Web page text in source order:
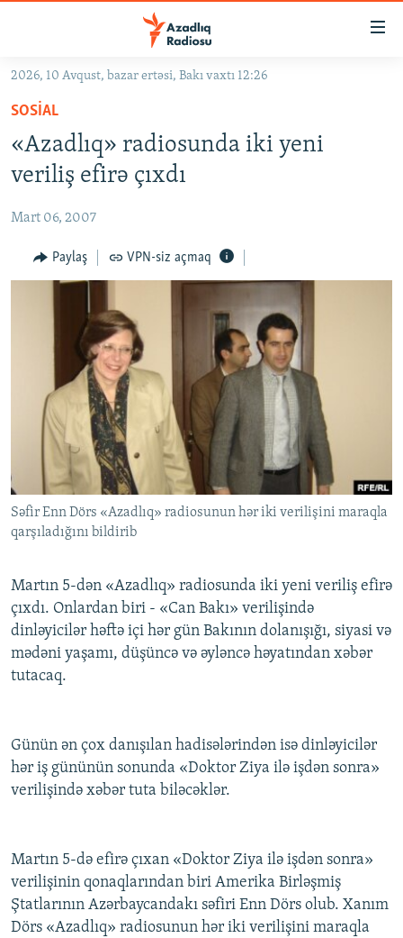
Əsas
qayıt
Əsas
naviqasiyaya
qayıt
GÜNDƏM
#İZAHLA
KORRUPSIOMETR
#ƏSLINDƏ
FƏRQƏ BAX
QANUNI DOĞRU
ARAŞDIRMA
MULTIMEDIA
VIDEO
FOTOQALEREYA
İNFOQRAFIKA
KARIKATURA
RADIO ARXIV
OXU ZALI
AZƏRBAYCAN ƏDƏBIYYATI KITABXANASI
İSLAM VƏ DEMOKRATIYA
İZ - MƏDƏNIYYƏT PROQRAMI
HAQQIMIZDA
MISSIYAMIZ
PEŞƏ ETIKASI VƏ JURNALISTIKA STANDARTLARIMIZ
MATERIALLARIMIZDAN ISTIFADƏ
AZADLIQRADIOSU MOBIL TELEFONUNUZDA
XƏBƏR BÜLLETENLƏRIMIZ
BIZI IZLƏ
RFE/RL-in bütün saytları
2026, 10 Avqust, bazar ertəsi, Bakı vaxtı 12:26
SOSIAL
«Azadlıq» radiosunda iki yeni
veriliş efirə çıxdı
Mart 06, 2007
Paylaş VPN-siz açmaq
Səfir Enn Dörs «Azadlıq» radiosunun hər iki verilişini maraqla
qarşıladığını bildirib
Martın 5-dən «Azadlıq» radiosunda iki yeni veriliş efirə
çıxdı. Onlardan biri - «Can Bakı» verilişində
dinləyicilər həftə içi hər gün Bakının dolanışığı, siyasi və
mədəni yaşamı, düşüncə və əyləncə həyatından xəbər
tutacaq.
Günün ən çox danışılan hadisələrindən isə dinləyicilər
hər iş gününün sonunda «Doktor Ziya ilə işdən sonra»
verilişində xəbər tuta biləcəklər.
Martın 5-də efirə çıxan «Doktor Ziya ilə işdən sonra»
verilişinin qonaqlarından biri Amerika Birləşmiş
Ştatlarının Azərbaycandakı səfiri Enn Dörs olub. Xanım
Dörs «Azadlıq» radiosunun hər iki verilişini maraqla